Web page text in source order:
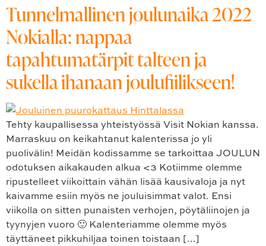
Tunnelmallinen joulunaika 2022
Nokialla: nappaa
tapahtumatärpit talteen ja
sukella ihanaan joulufiilikseen!
Tehty kaupallisessa yhteistyössä Visit Nokian kanssa.
Marraskuu on keikahtanut kalenterissa jo yli
puolivälin! Meidän kodissamme se tarkoittaa JOULUN
odotuksen aikakauden alkua <3 Kotiimme olemme
ripustelleet viikoittain vähän lisää kausivaloja ja nyt
kaivamme esiin myös ne jouluisimmat valot. Ensi
viikolla on sitten punaisten verhojen, pöytäliinojen ja
tyynyjen vuoro 🙂 Kalenteriamme olemme myös
täyttäneet pikkuhiljaa toinen toistaan […]